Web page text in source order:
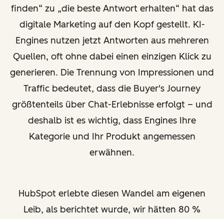
finden“ zu „die beste Antwort erhalten“ hat das
digitale Marketing auf den Kopf gestellt. KI-
Engines nutzen jetzt Antworten aus mehreren
Quellen, oft ohne dabei einen einzigen Klick zu
generieren. Die Trennung von Impressionen und
Traffic bedeutet, dass die Buyer's Journey
größtenteils über Chat-Erlebnisse erfolgt – und
deshalb ist es wichtig, dass Engines Ihre
Kategorie und Ihr Produkt angemessen
erwähnen.
HubSpot erlebte diesen Wandel am eigenen
Leib, als berichtet wurde, wir hätten 80 %